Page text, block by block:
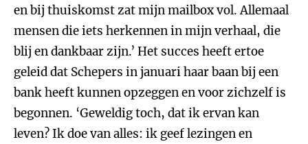
en bij thuiskomst zat mijn mailbox vol. Allemaal
mensen die iets herkennen in mijn verhaal, die
blij en dankbaar zijn.’ Het succes heeft ertoe
geleid dat Schepers in januari haar baan bij een
bank heeft kunnen opzeggen en voor zichzelf is
begonnen. ‘Geweldig toch, dat ik ervan kan
leven? Ik doe van alles: ik geef lezingen en